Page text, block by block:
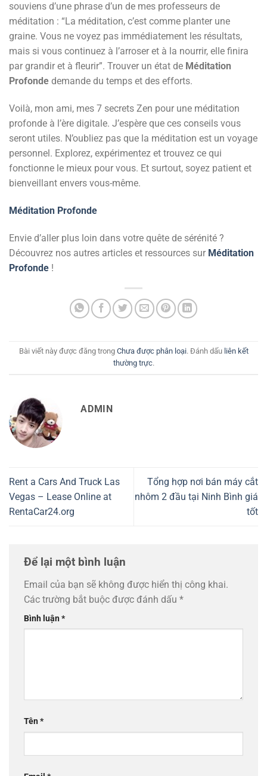
souviens d’une phrase d’un de mes professeurs de
méditation : “La méditation, c’est comme planter une
graine. Vous ne voyez pas immédiatement les résultats,
mais si vous continuez à l’arroser et à la nourrir, elle finira
par grandir et à fleurir”. Trouver un état de Méditation
Profonde demande du temps et des efforts.
Voilà, mon ami, mes 7 secrets Zen pour une méditation
profonde à l’ère digitale. J’espère que ces conseils vous
seront utiles. N’oubliez pas que la méditation est un voyage
personnel. Explorez, expérimentez et trouvez ce qui
fonctionne le mieux pour vous. Et surtout, soyez patient et
bienveillant envers vous-même.
Méditation Profonde
Envie d’aller plus loin dans votre quête de sérénité ?
Découvrez nos autres articles et ressources sur Méditation
Profonde !
Bài viết này được đăng trong Chưa được phân loại. Đánh dấu liên kết
thường trực.
ADMIN
Rent a Cars And Truck Las
Vegas – Lease Online at
RentaCar24.org
Tổng hợp nơi bán máy cắt
nhôm 2 đầu tại Ninh Bình giá
tốt
Để lại một bình luận
Email của bạn sẽ không được hiển thị công khai.
Các trường bắt buộc được đánh dấu *
Bình luận*
Tên*